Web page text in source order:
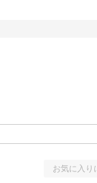
お気に入り